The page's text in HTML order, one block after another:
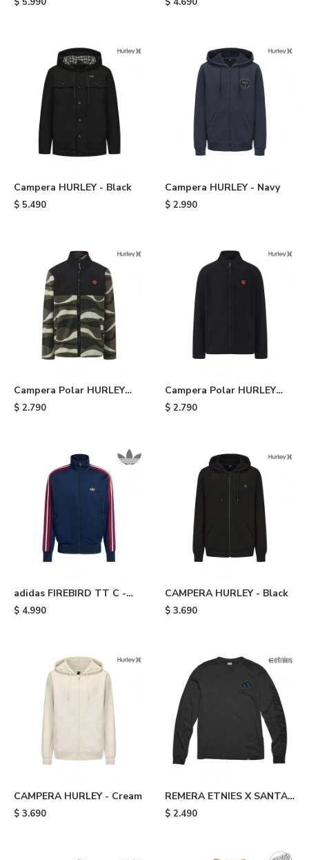
Campera HURLEY - Black
$ 5.490
Campera HURLEY - Navy
$ 2.990
Campera Polar HURLEY
Terra - Green
$ 2.790
Campera Polar HURLEY
Terra - Black
$ 2.790
adidas FIREBIRD TT C -
Blue
$ 4.990
CAMPERA HURLEY - Black
$ 3.690
CAMPERA HURLEY - Cream
$ 3.690
REMERA ETNIES X SANTA
CRUZ SCREAMING HAND -
$ 2.490